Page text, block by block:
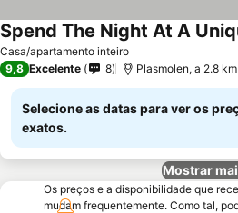
Casa/apartamento inteiro
Ver preços
9,8 Excelente 8 Plasmolen, a 2.8
Selecione as datas para ver os
exatos.
Mostrar
Os preços e a disponibilidade que
mudam frequentemente. Como tal,